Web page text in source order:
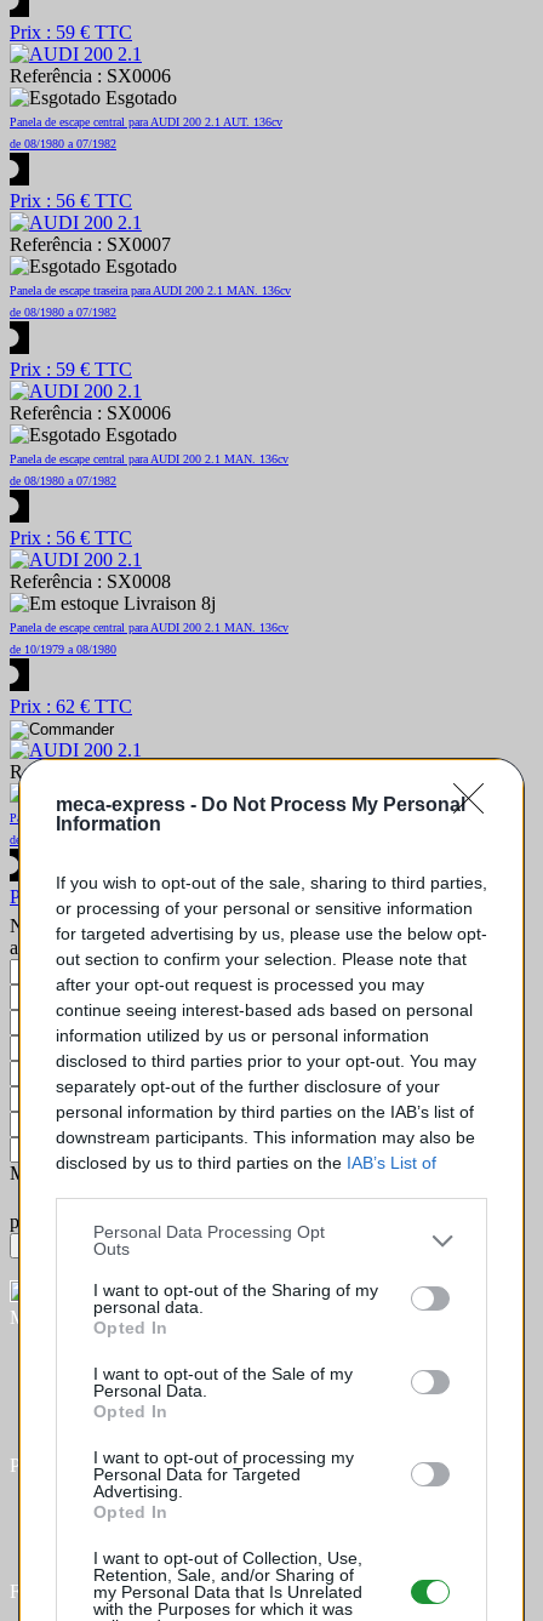
meca-express - Do Not Process My Personal
Information
If you wish to opt-out of the sale, sharing to third parties,
or processing of your personal or sensitive information
for targeted advertising by us, please use the below opt-
out section to confirm your selection. Please note that
after your opt-out request is processed you may
continue seeing interest-based ads based on personal
information utilized by us or personal information
disclosed to third parties prior to your opt-out. You may
separately opt-out of the further disclosure of your
personal information by third parties on the IAB’s list of
downstream participants. This information may also be
disclosed by us to third parties on the IAB’s List of
Personal Data Processing Opt
Outs
I want to opt-out of the Sharing of my
personal data.
Opted In
I want to opt-out of the Sale of my
Personal Data.
Opted In
I want to opt-out of processing my
Personal Data for Targeted
Advertising.
Opted In
I want to opt-out of Collection, Use,
Retention, Sale, and/or Sharing of
my Personal Data that Is Unrelated
with the Purposes for which it was
Prix : 59 € TTC
Referência : SX0006
Esgotado
Panela de escape central para AUDI 200 2.1 AUT. 136cv
de 08/1980 a 07/1982
Prix : 56 € TTC
Referência : SX0007
Esgotado
Panela de escape traseira para AUDI 200 2.1 MAN. 136cv
de 08/1980 a 07/1982
Prix : 59 € TTC
Referência : SX0006
Esgotado
Panela de escape central para AUDI 200 2.1 MAN. 136cv
de 08/1980 a 07/1982
Prix : 56 € TTC
Referência : SX0008
Livraison 8j
Panela de escape central para AUDI 200 2.1 MAN. 136cv
de 10/1979 a 08/1980
Prix : 62 € TTC
Referência : SX0007
Panela de escape traseira para AUDI 200 2.1 MAN. 136cv
de 10/1979 a 08/1980
Prix : 59 € TTC
Não encontra sua peça? Solicite o preço através do formulário
abaixo
Seu nome
Email
Telefone
Marca e modelo do veículo
Motorização
Data da 1ª matrícula
Matrícula
Número do chassi
Mensagem (não se esqueça de indicar o tipo de peça que você
procura!)
Enviar sua solicitação
Mais informações
Perguntas frequentes
Listagem de peças
Contato
Pedido
Minha conta
Entregas
Devoluções
Formas de pagamento